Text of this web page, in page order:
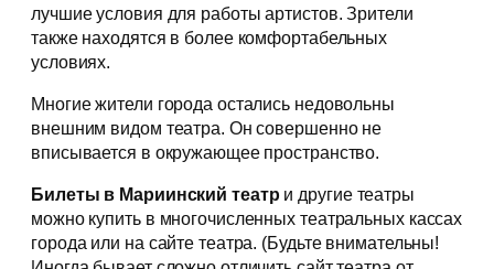
лучшие условия для работы артистов. Зрители
также находятся в более комфортабельных
условиях.
Многие жители города остались недовольны
внешним видом театра. Он совершенно не
вписывается в окружающее пространство.
Билеты в Мариинский театр и другие театры
можно купить в многочисленных театральных кассах
города или на сайте театра. (Будьте внимательны!